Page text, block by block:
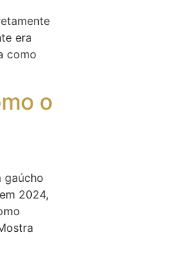
era
como
o
gaúcho
2024,